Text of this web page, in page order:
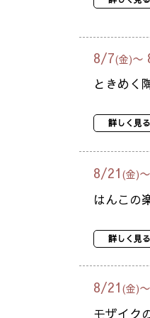
8/7(金)〜
ときめく
詳しく見る
8/21 (金)〜
はんこ
詳しく見る
8/21 (金)〜
モザイク